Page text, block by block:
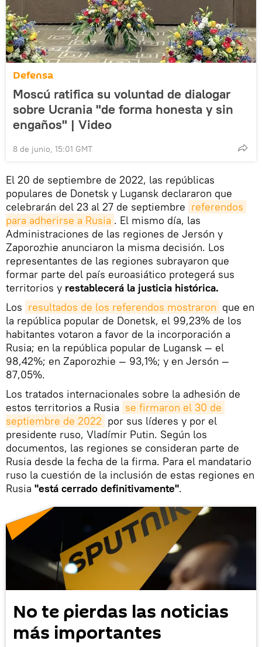
Defensa
Moscú ratifica su voluntad de dialogar
sobre Ucrania "de forma honesta y sin
engaños" | Video
8 de junio, 15:01 GMT
El 20 de septiembre de 2022, las repúblicas
populares de Donetsk y Lugansk declararon que
celebrarán del 23 al 27 de septiembre referendos
para adherirse a Rusia . El mismo día, las
Administraciones de las regiones de Jersón y
Zaporozhie anunciaron la misma decisión. Los
representantes de las regiones subrayaron que
formar parte del país euroasiático protegerá sus
territorios y restablecerá la justicia histórica.
Los resultados de los referendos mostraron que en
la república popular de Donetsk, el 99,23% de los
habitantes votaron a favor de la incorporación a
Rusia; en la república popular de Lugansk — el
98,42%; en Zaporozhie — 93,1%; y en Jersón —
87,05%.
Los tratados internacionales sobre la adhesión de
estos territorios a Rusia se firmaron el 30 de
septiembre de 2022 por sus líderes y por el
presidente ruso, Vladímir Putin. Según los
documentos, las regiones se consideran parte de
Rusia desde la fecha de la firma. Para el mandatario
ruso la cuestión de la inclusión de estas regiones en
Rusia "está cerrado definitivamente".
No te pierdas las noticias
más importantes